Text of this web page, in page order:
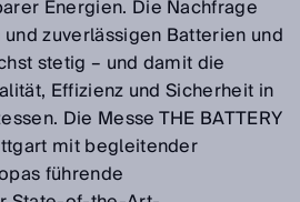
Energien. Die Nachfrage
zuverlässigen Batterien und
stetig – und damit die
Effizienz und Sicherheit in
Die Messe THE BATTERY
mit begleitender
führende